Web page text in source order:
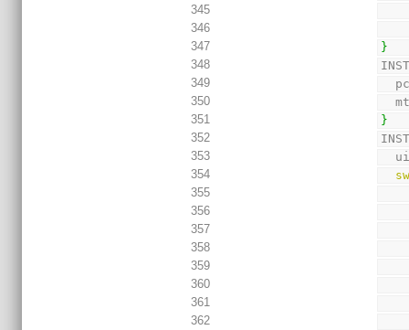
345
346
347
}
348
349
350
351
}
352
353
354
355
356
357
358
359
360
361
362